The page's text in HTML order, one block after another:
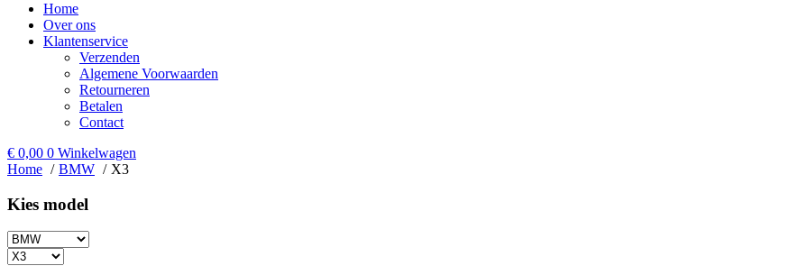
Home
Over ons
Klantenservice
Verzenden
Algemene Voorwaarden
Retourneren
Betalen
Contact
€ 0,00 0 Winkelwagen
Home
BMW X3
Kies model​